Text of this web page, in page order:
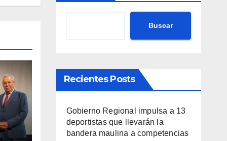
Buscar
Recientes Posts
Gobierno Regional impulsa a 13
deportistas que llevarán la
bandera maulina a competencias